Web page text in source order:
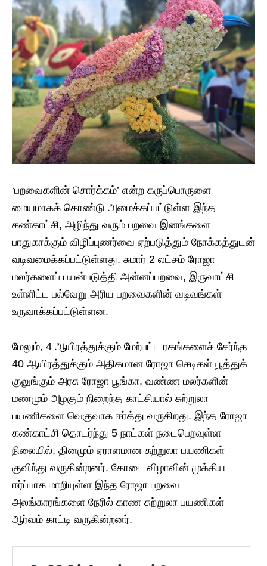
‘பறவைகளின் சொர்க்கம்’ என்ற கருப்பொருளை
மையமாகக் கொண்டு அமைக்கப்பட்டுள்ள இந்த
கண்காட்சி, அழிந்து வரும் பறவை இனங்களை
பாதுகாக்கும் விழிப்புணர்வை ஏற்படுத்தும் நோக்கத்துடன்
வடிவமைக்கப்பட்டுள்ளது. சுமார் 2 லட்சம் ரோஜா
மலர்களைப் பயன்படுத்தி அன்னப்பறவை, இருவாட்சி
உள்ளிட்ட பல்வேறு அரிய பறவைகளின் வடிவங்கள்
உருவாக்கப்பட்டுள்ளன.
மேலும், 4 ஆயிரத்துக்கும் மேற்பட்ட ரகங்களைச் சேர்ந்த
40 ஆயிரத்துக்கும் அதிகமான ரோஜா செடிகள் பூத்துக்
குலுங்கும் அரசு ரோஜா பூங்கா, வண்ண மலர்களின்
மணமும் அழகும் நிறைந்த காட்சியால் சுற்றுலா
பயணிகளை வெகுவாக ஈர்த்து வருகிறது. இந்த ரோஜா
கண்காட்சி தொடர்ந்து 5 நாட்கள் நடைபெறவுள்ள
நிலையில், தினமும் ஏராளமான சுற்றுலா பயணிகள்
குவிந்து வருகின்றனர். கோடை விழாவின் முக்கிய
ஈர்ப்பாக மாறியுள்ள இந்த ரோஜா பறவை
அலங்காரங்களை நேரில் காண சுற்றுலா பயணிகள்
ஆர்வம் காட்டி வருகின்றனர்.